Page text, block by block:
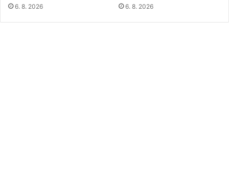
6. 8. 2026 6. 8. 2026